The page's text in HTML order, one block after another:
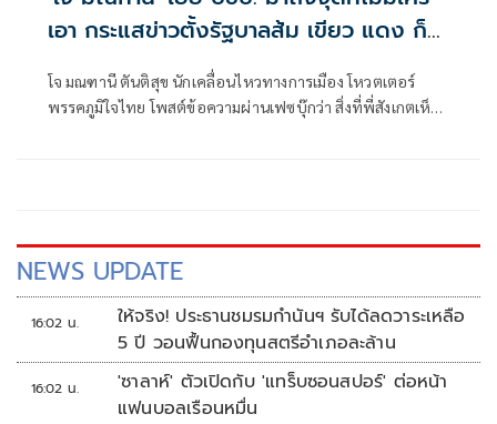
เอา กระแสข่าวตั้งรัฐบาลส้ม เขียว แดง ก็
โจ มณฑานี ตันติสุข นักเคลื่อนไหวทางการเมือง โหวตเตอร์
พรรคภูมิใจไทย โพสต์ข้อความผ่านเฟซบุ๊กว่า สิ่งที่พี่สังเกตเห็น
NEWS UPDATE
16:02 น.
ให้จริง! ประธานชมรมกำนันฯ รับได้ลดวาระเหลือ
5 ปี วอนฟื้นกองทุนสตรีอำเภอละล้าน
16:02 น.
'ซาลาห์' ตัวเปิดกับ 'แทร็บซอนสปอร์' ต่อหน้า
แฟนบอลเรือนหมื่น